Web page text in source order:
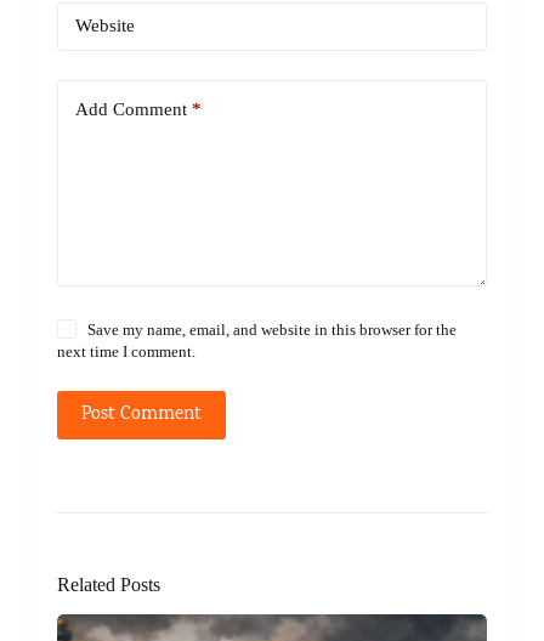
Website
Add Comment*
Save my name, email, and website in this browser for the
next time I comment.
Post Comment
Related Posts